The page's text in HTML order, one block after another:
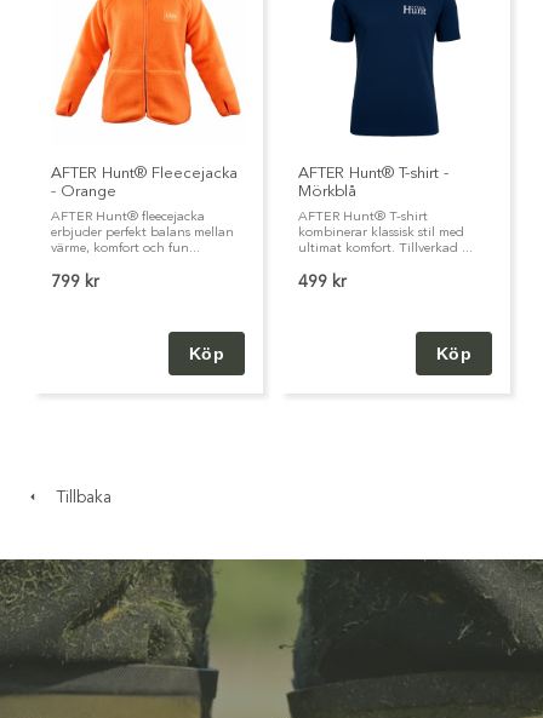
AFTER Hunt® Fleecejacka
- Orange
AFTER Hunt® fleecejacka
erbjuder perfekt balans mellan
värme, komfort och fun...
799 kr
AFTER Hunt® T-shirt -
Mörkblå
AFTER Hunt® T-shirt
kombinerar klassisk stil med
ultimat komfort. Tillverkad ...
499 kr
Tillbaka